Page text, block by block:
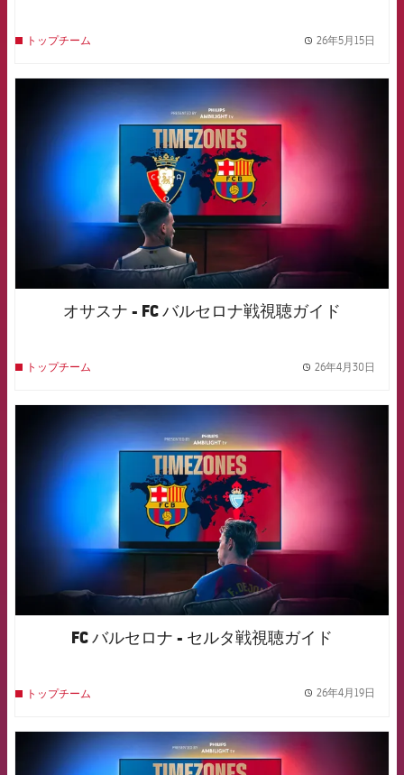
トップチーム 26年5月15日
オサスナ - FC バルセロナ戦視聴ガイド
トップチーム 26年4月30日
FC バルセロナ - セルタ戦視聴ガイド
トップチーム 26年4月19日
FCB Barcelona badge